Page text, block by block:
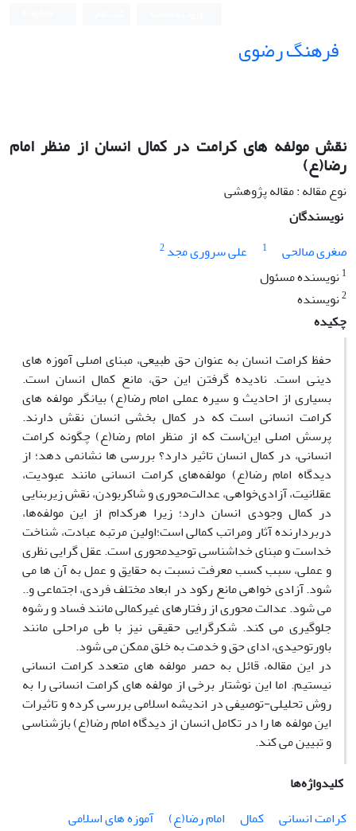
فرهنگ رضوی
نقش مولفه های کرامت در کمال انسان از منظر امام
رضا(ع)
نوع مقاله : مقاله پژوهشی
نویسندگان
صغری صالحی
1 علی سروری مجد2
1نویسنده مسئول
2نویسنده
چکیده
حفظ کرامت انسان به عنوان حق طبیعی، مبنای اصلی آموزه‌ های
دینی است. نادیده گرفتن این حق، مانع کمال انسان است.
بسیاری از احادیث و سیره عملی امام رضا(ع) بیانگر مولفه‌ های
کرامت انسانی است که در کمال بخشی انسان نقش دارند.
پرسش اصلی این‌است که از منظر امام رضا(ع) چگونه کرامت
انسانی، در کمال انسان تاثیر دارد؟ بررسی‌ ها نشانمی دهد؛ از
دیدگاه امام رضا(ع) مولفه‌های کرامت انسانی مانند عبودیت،
عقلانیت، آزادی‌خواهی، عدالت‌محوری و شاکربودن، نقش زیربنایی
در کمال وجودی انسان دارد؛ زیرا هرکدام از این مولفه‌ها،
دربردارنده آثار ومراتب کمالی است؛اولین مرتبه عبادت، شناخت
خداست و مبنای خداشناسی توحیدمحوری است. عقل‌ گرایی نظری
و عملی، سبب کسب معرفت نسبت به حقایق و عمل به آن ها می‌
شود. آزادی‌ خواهی مانع رکود در ابعاد مختلف فردی، اجتماعی و..
می‌ شود. عدالت‌ محوری از رفتارهای غیرکمالی مانند فساد و رشوه
جلوگیری می‌ کند. شکرگرایی حقیقی نیز با طی مراحلی مانند
باورتوحیدی، ادای حق و خدمت به خلق ممکن می‌ شود.
در این مقاله، قائل به حصر مولفه‌ های متعدد کرامت انسانی
نیستیم. اما این نوشتار برخی از مولفه‌ های کرامت انسانی را به
روش تحلیلی-توصیفی در اندیشه اسلامی بررسی کرده و تاثیرات
این مولفه‌ ها را در تکامل انسان از دیدگاه امام رضا(ع) بازشناسی
و تبیین می‌ کند.
کلیدواژه‌ها
کرامت انسانی
کمال امام رضا(ع)
آموزه های اسلامی